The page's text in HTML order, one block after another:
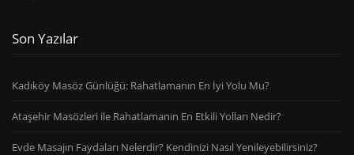
Son Yazılar
Kadıköy Masöz Günlüğü: Rahatlamanın En İyi Yolu Mu?
Ataşehir Masözleri ile Rahatlamanın En Etkili Yolları Nedir?
Evde Masajın Faydaları Nelerdir? Kendinizi Nasıl Yenileyebilirsiniz?